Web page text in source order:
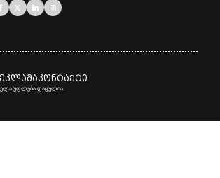
კონტაქტი
უფლება დაცულია.